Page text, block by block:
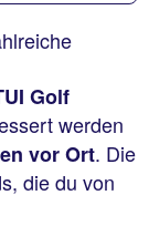
Golf
werden
vor Ort. Die
die du von